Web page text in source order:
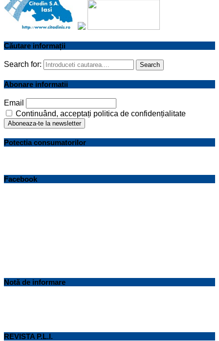
Căutare informații
Search for: Search
Abonare informatii
Email
Continuând, acceptați politica de confidențialitate
Potectia consumatorilor
Facebook
Notă de informare
REVISTA P.L.I.